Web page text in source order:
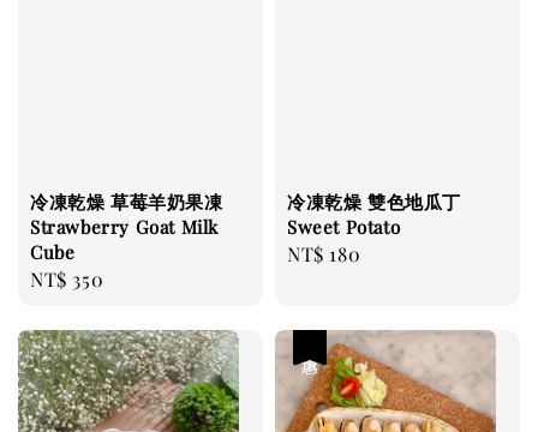
冷凍乾燥 草莓羊奶果凍
Strawberry Goat Milk
Cube
Regular
NT$ 350
冷凍乾燥 雙色地瓜丁
Sweet Potato
Regular
NT$ 180